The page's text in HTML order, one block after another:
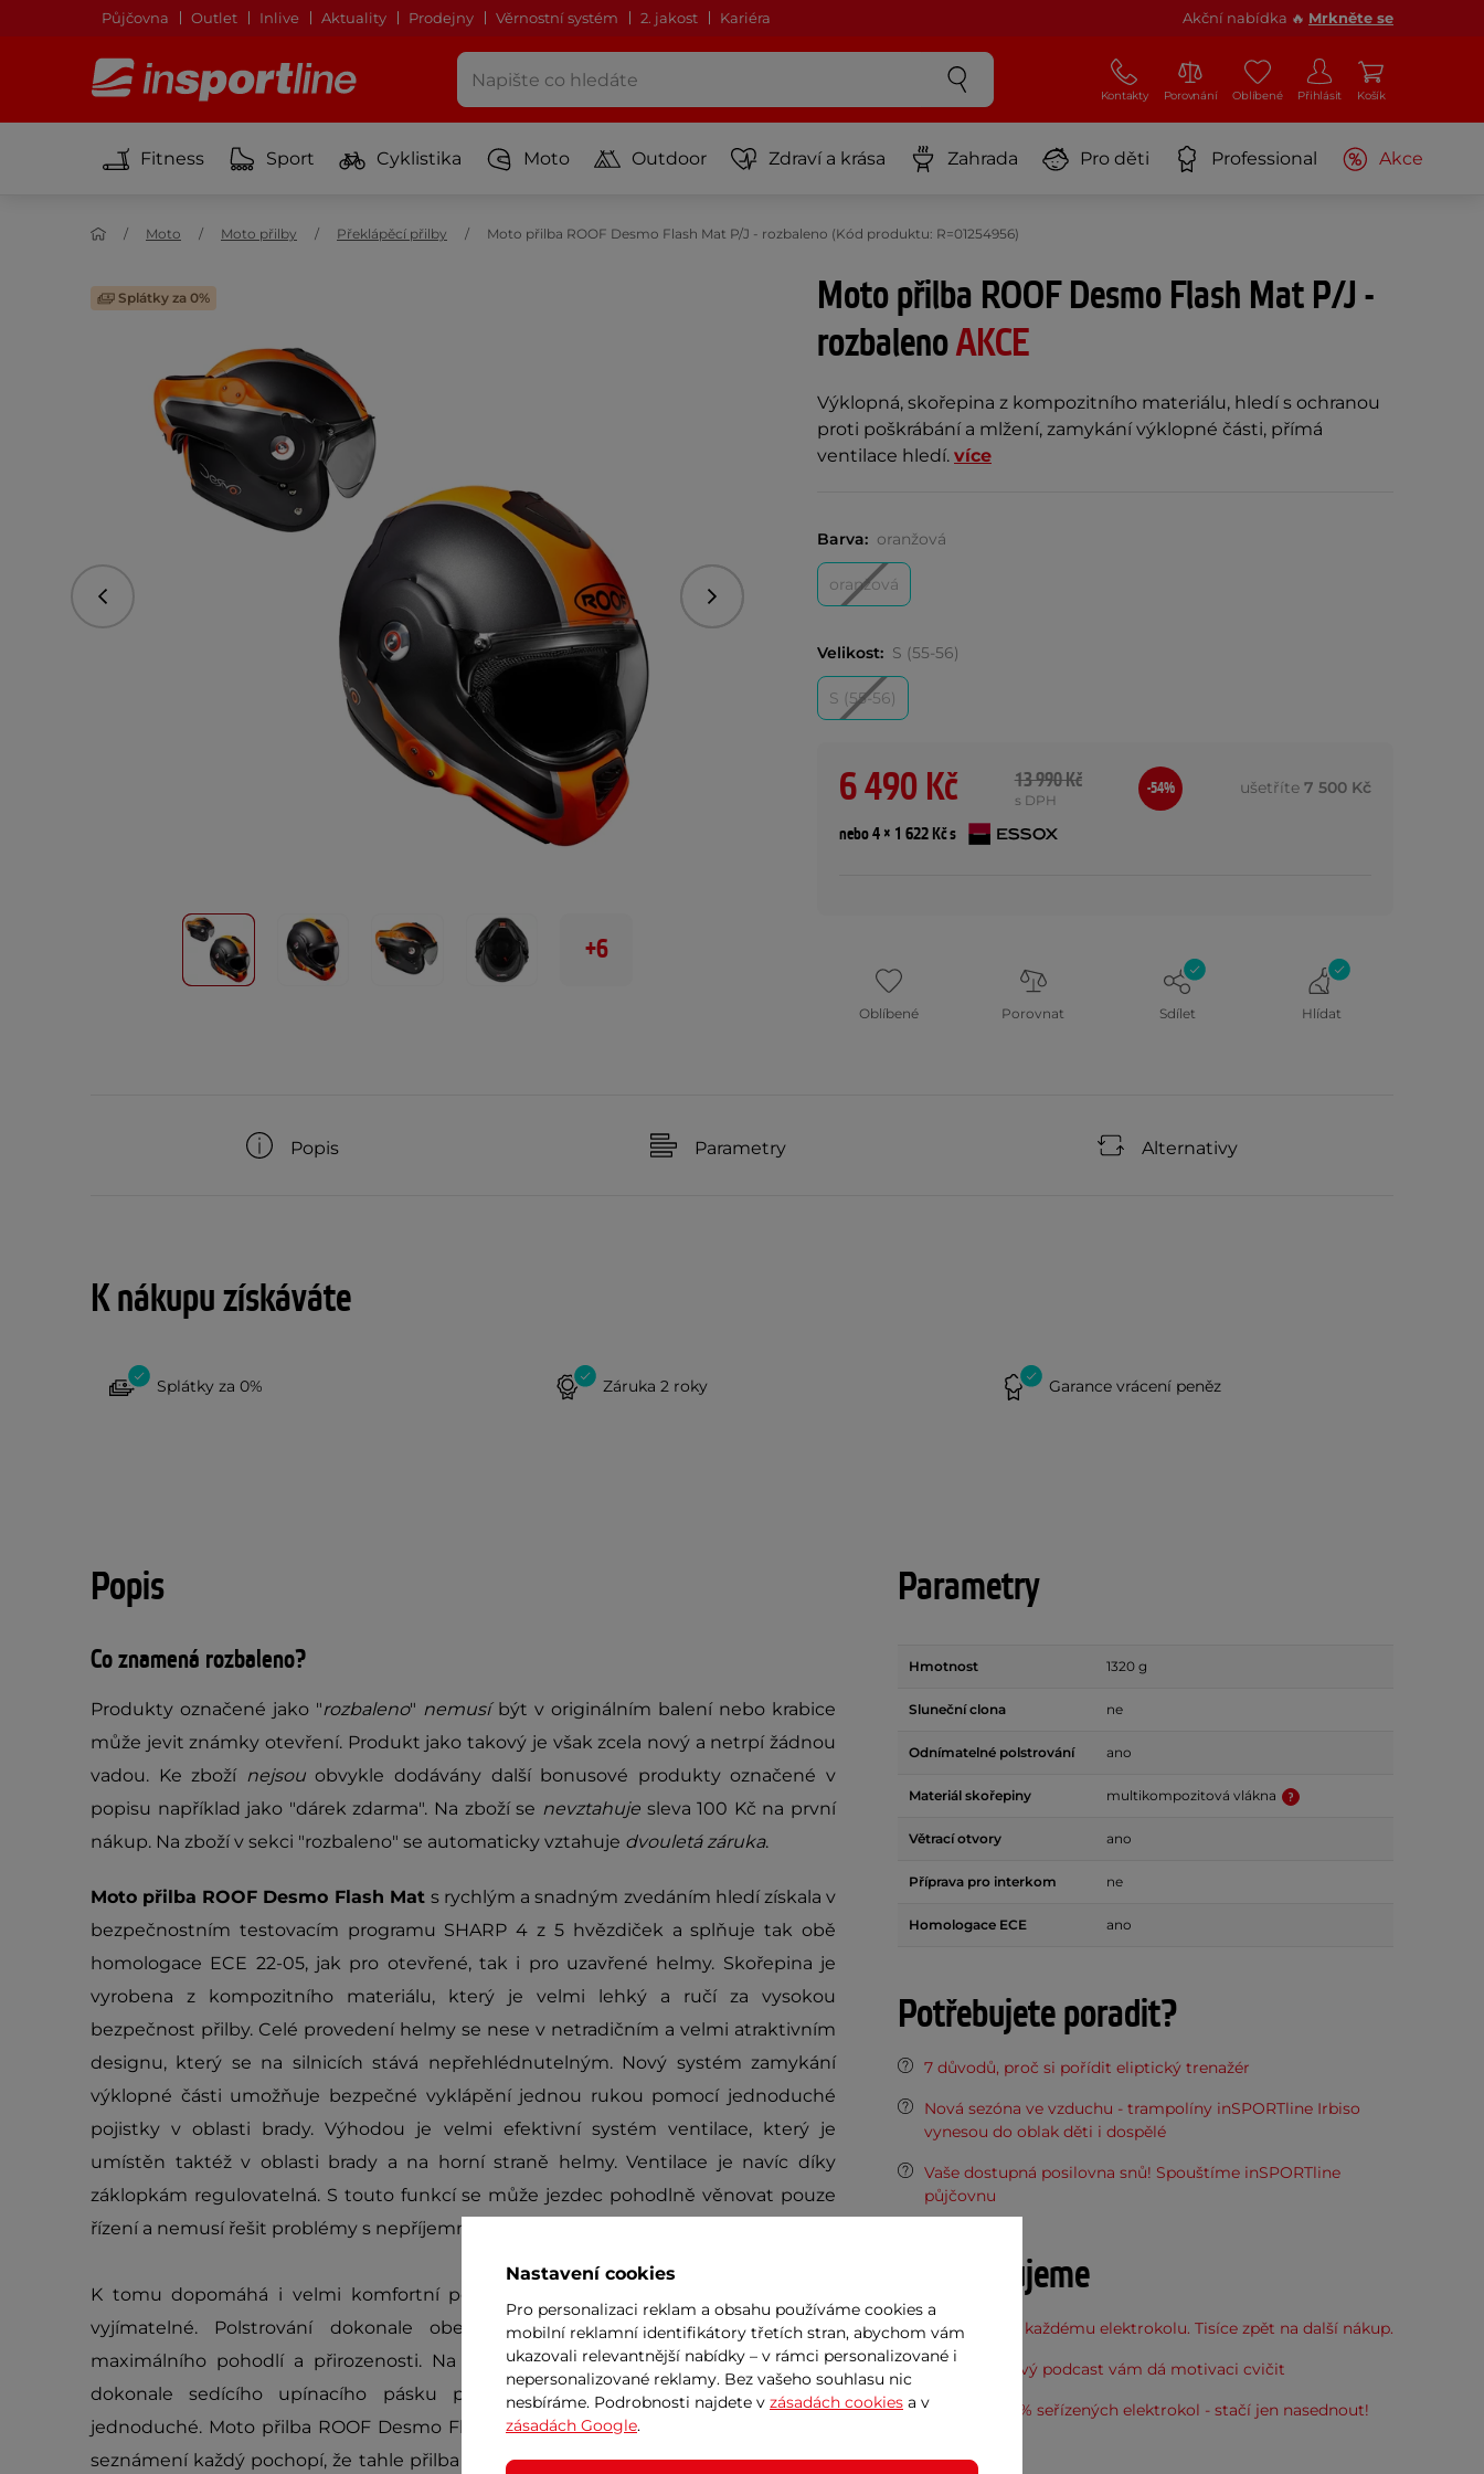
Půjčovna Outlet Inlive Aktuality Prodejny Věrnostní systém 2. jakost Kariéra Akční nabídka 🔥 Mrkněte se
Kontakty Porovnání Oblíbené Přihlásit Košík
Fitness Sport Cyklistika Moto Outdoor Zdraví a krása Zahrada Pro děti Professional Akce
Moto Moto přilby Překlápěcí přilby Moto přilba ROOF Desmo Flash Mat P/J - rozbaleno (Kód produktu: R=01254956)
Moto přilba ROOF Desmo Flash Mat P/J -
rozbalenoAKCE
Výklopná, skořepina z kompozitního materiálu, hledí s ochranou
proti poškrábání a mlžení, zamykání výklopné části, přímá
ventilace hledí. více
Splátky za 0%
Předchozí Následující
+6
Barva: oranžová
oranžová
Velikost: S (55-56)
S (55-56)
6 490 Kč 13 990 Kč
s DPH
-54% ušetříte 7 500 Kč
nebo 4 × 1 622 Kč s
Oblíbené Porovnat Sdílet Hlídat
Popis Parametry Alternativy
K nákupu získáváte
Splátky za 0% Záruka 2 roky Garance vrácení peněz
Popis
Co znamená rozbaleno?
Produkty označené jako "rozbaleno" nemusí být v originálním balení nebo krabice
může jevit známky otevření. Produkt jako takový je však zcela nový a netrpí žádnou
vadou. Ke zboží nejsouobvykle dodávány další bonusové produkty označené v
popisu například jako "dárek zdarma". Na zboží se nevztahuje sleva 100 Kč na první
nákup. Na zboží v sekci "rozbaleno" se automaticky vztahuje dvouletá záruka.
Moto přilba ROOF Desmo Flash Mat s rychlým a snadným zvedáním hledí získala v
bezpečnostním testovacím programu SHARP 4 z 5 hvězdiček a splňuje tak obě
homologace ECE 22-05, jak pro otevřené, tak i pro uzavřené helmy. Skořepina je
vyrobena z kompozitního materiálu, který je velmi lehký a ručí za vysokou
bezpečnost přilby. Celé provedení helmy se nese v netradičním a velmi atraktivním
designu, který se na silnicích stává nepřehlédnutelným. Nový systém zamykání
výklopné části umožňuje bezpečné vyklápění jednou rukou pomocí jednoduché
pojistky v oblasti brady. Výhodou je velmi efektivní systém ventilace, který je
umístěn taktéž v oblasti brady a na horní straně helmy. Ventilace je navíc díky
záklopkám regulovatelná. S touto funkcí se může jezdec pohodlně věnovat pouze
řízení a nemusí řešit problémy s nepříjemným potem.
K tomu dopomáhá i velmi komfortní polstrování, které je anti-alergenní a plně
vyjímatelné. Polstrování dokonale obepne hlavu jezdce a dává mu pocit
maximálního pohodlí a přirozenosti. Na polstrování navazuje systém rychlého a
dokonale sedícího upínacího pásku pod bradou, jehož upnutí je rychlé a
jednoduché. Moto přilba ROOF Desmo Flash Mat je velmi robustní a již po prvním
seznámení každý pochopí, že tahle přilba je skutečným klenotem. I přes svůj tvar a
Parametry
Hmotnost 1320 g
Sluneční clona ne
Odnímatelné polstrování ano
Materiál skořepiny multikompozitová vlákna
Větrací otvory ano
Příprava pro interkom ne
Homologace ECE ano
Potřebujete poradit?
7 důvodů, proč si pořídit eliptický trenažér
Nová sezóna ve vzduchu - trampolíny inSPORTline Irbiso
vynesou do oblak děti i dospělé
Vaše dostupná posilovna snů! Spouštíme inSPORTline
půjčovnu
Doporučujeme
Cashback ke každému elektrokolu. Tisíce zpět na další nákup.
Po hlavě: Nový podcast vám dá motivaci cvičit
Doprava 100% seřízených elektrokol - stačí jen nasednout!
Nastavení cookies
Pro personalizaci reklam a obsahu používáme cookies a
mobilní reklamní identifikátory třetích stran, abychom vám
ukazovali relevantnější nabídky – v rámci personalizované i
nepersonalizované reklamy. Bez vašeho souhlasu nic
nesbíráme. Podrobnosti najdete v zásadách cookies a v
zásadách Google.